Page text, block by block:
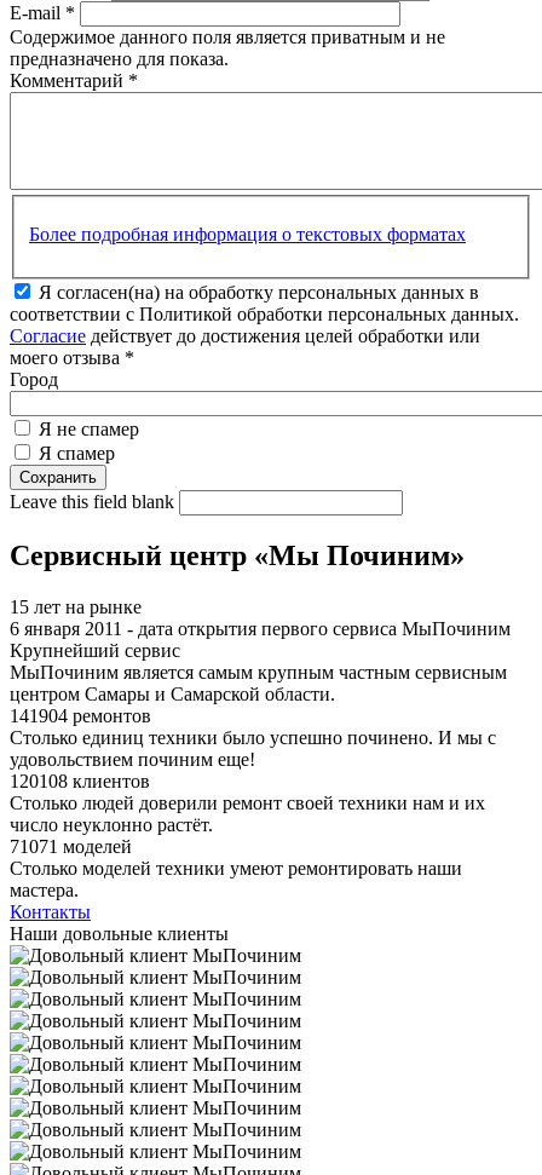
E-mail *
Содержимое данного поля является приватным и не
предназначено для показа.
Комментарий *
Более подробная информация о текстовых форматах
Я согласен(на) на обработку персональных данных в
соответствии с Политикой обработки персональных данных.
Согласие действует до достижения целей обработки или
моего отзыва *
Город
Я не спамер
Я спамер
Leave this field blank
Сервисный центр «Мы Починим»
15 лет на рынке
6 января 2011 - дата открытия первого сервиса МыПочиним
Крупнейший сервис
МыПочиним является самым крупным частным сервисным
центром Самары и Самарской области.
141904 ремонтов
Столько единиц техники было успешно починено. И мы с
удовольствием починим еще!
120108 клиентов
Столько людей доверили ремонт своей техники нам и их
число неуклонно растёт.
71071 моделей
Столько моделей техники умеют ремонтировать наши
мастера.
Контакты
Наши довольные клиенты